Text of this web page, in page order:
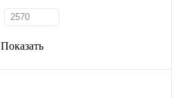
Показать